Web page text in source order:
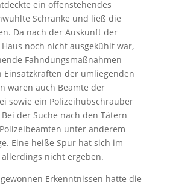
ein offenstehendes
Schränke und ließ die
Da nach der Auskunft der
noch nicht ausgekühlt war,
Fahndungsmaßnahmen
Einsatzkräften der umliegenden
waren auch Beamte der
sowie ein Polizeihubschrauber
der Suche nach den Tätern
unter anderem
Eine heiße Spur hat sich im
allerdings nicht ergeben.
Erkenntnissen hatte die